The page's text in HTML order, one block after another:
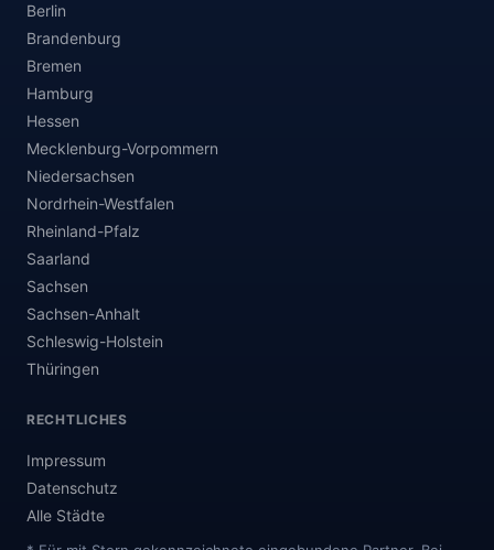
Berlin
Brandenburg
Bremen
Hamburg
Hessen
Mecklenburg-Vorpommern
Niedersachsen
Nordrhein-Westfalen
Rheinland-Pfalz
Saarland
Sachsen
Sachsen-Anhalt
Schleswig-Holstein
Thüringen
RECHTLICHES
Impressum
Datenschutz
Alle Städte